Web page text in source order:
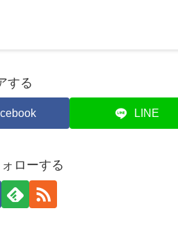
する
LINE
ローする